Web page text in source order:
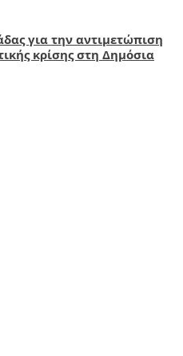
για την αντιμετώπιση
κρίσης στη Δημόσια